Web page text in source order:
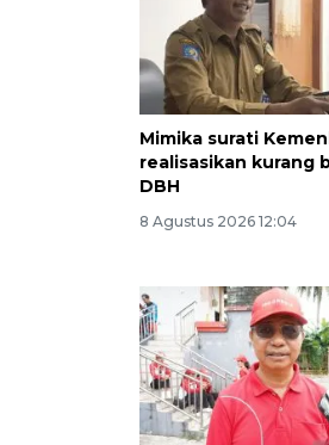
Mimika surati
realisasikan kurang
DBH
8 Agustus 2026 12:04